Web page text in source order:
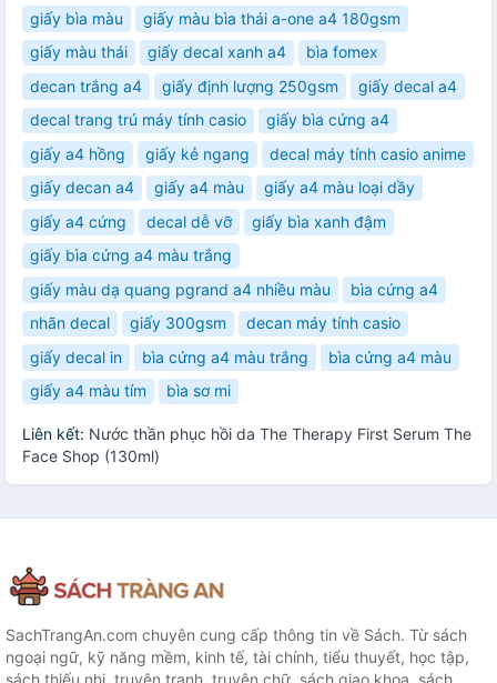
giấy bìa màu
giấy màu bìa thái a-one a4 180gsm
giấy màu thái
giấy decal xanh a4
bìa fomex
decan trắng a4
giấy định lượng 250gsm
giấy decal a4
decal trang trú máy tính casio
giấy bìa cứng a4
giấy a4 hồng
giấy kẻ ngang
decal máy tính casio anime
giấy decan a4
giấy a4 màu
giấy a4 màu loại dầy
giấy a4 cứng
decal dễ vỡ
giấy bìa xanh đậm
giấy bìa cứng a4 màu trắng
giấy màu dạ quang pgrand a4 nhiều màu
bìa cứng a4
nhãn decal
giấy 300gsm
decan máy tính casio
giấy decal in
bìa cứng a4 màu trắng
bìa cứng a4 màu
giấy a4 màu tím
bìa sơ mi
Liên kết: Nước thần phục hồi da The Therapy First Serum The
Face Shop (130ml)
SachTrangAn.com chuyên cung cấp thông tin về Sách. Từ sách
ngoại ngữ, kỹ năng mềm, kinh tế, tài chính, tiểu thuyết, học tập,